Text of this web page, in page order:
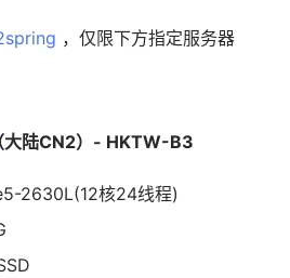
，仅限下方指定服务器
大陆CN2）- HKTW-B3
2630L(12核24线程)